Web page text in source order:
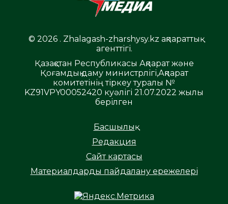
© 2026 . Zhalagash-zharshysy.kz ақпараттық
агенттігі.
Қазақстан Республикасы Ақпарат және
Қоғамдық даму министрлігі,Ақпарат
комитетінің тіркеу туралы №
KZ91VPY00052420 куәлігі 21.07.2022 жылы
берілген
Басшылық
Редакция
Сайт картасы
Материалдарды пайдалану ережелері